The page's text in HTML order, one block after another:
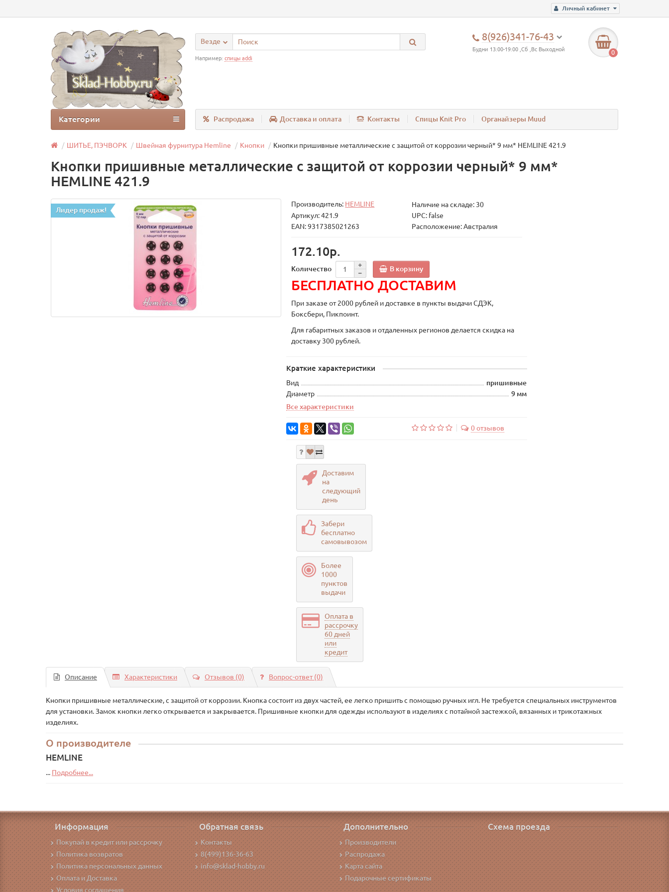
Личный кабинет
8(926)341-76-43
Будни 13:00-19:00 ,Сб ,Вс Выходной 0
Везде
Например: спицы addi
Распродажа Доставка и оплата Контакты Спицы Knit Pro Органайзеры Muud
Категории
ШИТЬЕ, ПЭЧВОРК Швейная фурнитура Hemline Кнопки Кнопки пришивные металлические c защитой от коррозии черный* 9 мм* HEMLINE 421.9
Кнопки пришивные металлические c защитой от коррозии черный* 9 мм*
HEMLINE 421.9
Лидер продаж!
Производитель: HEMLINE
Наличие на складе: 30
Артикул: 421.9
UPC: false
EAN: 9317385021263
Расположение: Австралия
172.10р.
Количество В корзину
БЕСПЛАТНО ДОСТАВИМ
При заказе от 2000 рублей и доставке в пункты выдачи СДЭК,
Боксбери, Пикпоинт.
Для габаритных заказов и отдаленных регионов делается скидка на
доставку 300 рублей.
Краткие характеристики
Вид
пришивные
Диаметр
9 мм
Все характеристики
0 отзывов
Доставим
на
следующий
день
Забери
бесплатно
самовывозом
Более
1000
пунктов
выдачи
Оплата в
рассрочку
60 дней
или
кредит
Описание Характеристики Отзывов (0) Вопрос-ответ(0)
Кнопки пришивные металлические, с защитой от коррозии. Кнопка состоит из двух частей, ее легко пришить с помощью ручных игл. Не требуется специальных инструментов
для установки. Замок кнопки легко открывается и закрывается. Пришивные кнопки для одежды используют в изделиях с потайной застежкой, вязанных и трикотажных
изделиях.
О производителе
HEMLINE
... Подробнее...
Информация
Покупай в кредит или рассрочку
Политика возвратов
Политика персональных данных
Оплата и Доставка
Условия соглашения
Обратная связь
Контакты
8(499)136-36-63
info@sklad-hobby.ru
Дополнительно
Производители
Распродажа
Карта сайта
Подарочные сертификаты
Схема проезда